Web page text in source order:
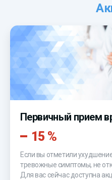
Первичный прием
15 %
Если вы отметили
тревожные симптомы, не
Для вас сейчас доступна